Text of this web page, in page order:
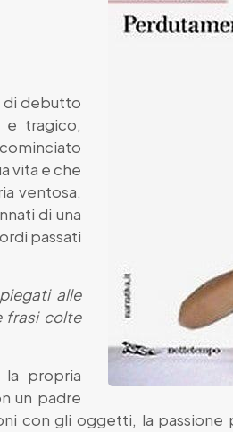
di debutto
tragico,
vita e che
ventosa,
di una
passati
alle
frasi colte
propria
un padre
con gli oggetti, la passione